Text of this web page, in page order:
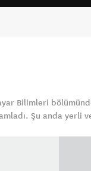
Bilimleri
Şu anda yerli